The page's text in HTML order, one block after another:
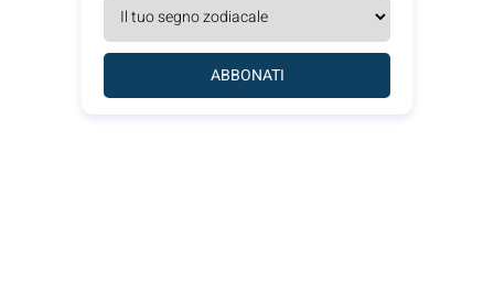
ABBONATI